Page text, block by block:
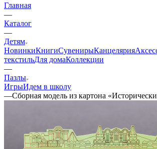
Главная
—
Каталог
—
Детям
НовинкиКнигиСувенирыКанцелярия
текстильДля домаКоллекции
—
Пазлы
ИгрыИдем в школу
—Сборная модель из картона